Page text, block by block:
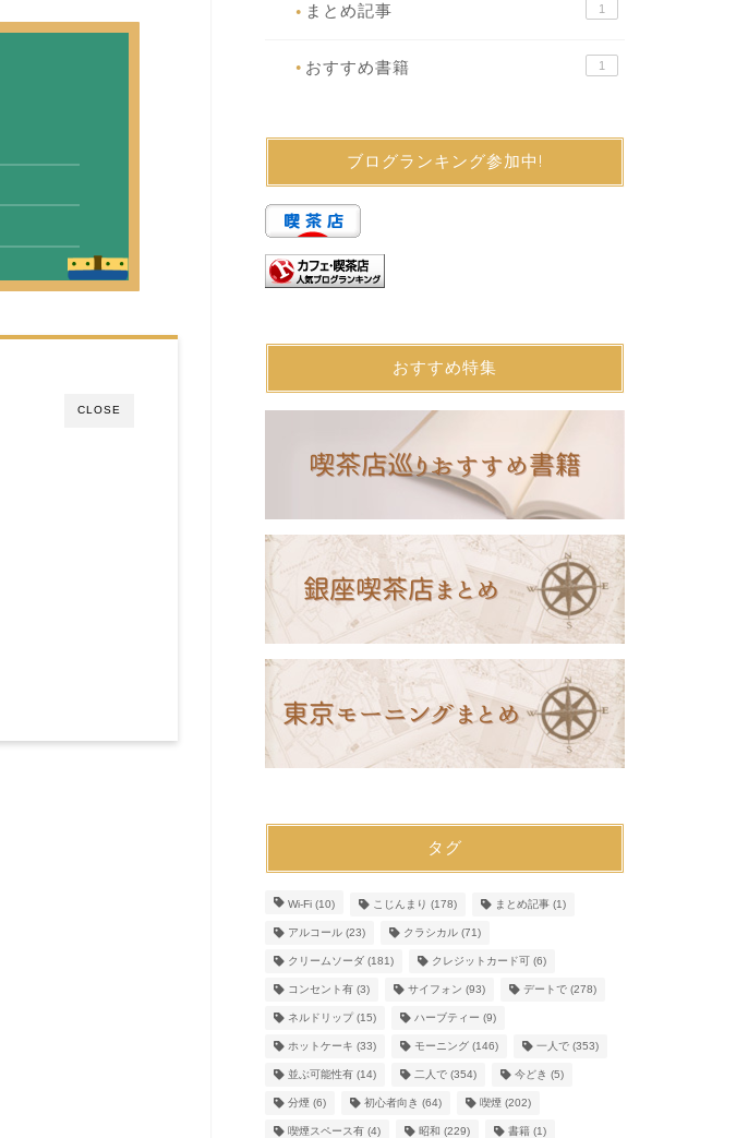
CLOSE
● まとめ記事 1
● おすすめ書籍 1
ブログランキング参加中!
おすすめ特集
タグ
Wi-Fi(10) こじんまり (178) まとめ記事(1)
アルコール(23) クラシカル(71)
クリームソーダ(181) クレジットカード可(6)
コンセント有(3) サイフォン (93) デートで(278)
ネルドリップ(15) ハーブティー (9)
ホットケーキ (33) モーニング(146) 一人で(353)
並ぶ可能性有(14) 二人で(354) 今どき (5)
分煙(6) 初心者向き (64) 喫煙(202)
喫煙スペース有(4) 昭和 (229) 書籍(1)